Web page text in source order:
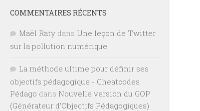
COMMENTAIRES RÉCENTS
Maël Raty dans Une leçon de Twitter
sur la pollution numérique
La méthode ultime pour définir ses
objectifs pédagogique - Cheatcodes
Pédago dans Nouvelle version du GOP
(Générateur d’Objectifs Pédagogiques)